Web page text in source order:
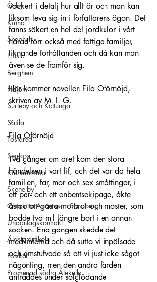
Örby
Kinna
Skephult
Fritsla
Berghem
Hajom
Surteby och Kattunga
Sätila
Tostared
Seglora
Kinnarumma
Skene by
Charlotta Andersson Sandberg
Undantagskontrakt
Äldsta artikeln
Fotskäl
Promenad södra Älekulla
vackert i detalj hur allt är och man kan
liksom leva sig in i författarens ögon. Det
fanns säkert en hel del jordkulor i vårt
härad förr också med fattiga familjer,
liknande förhållanden och då kan man
även se de framför sig.
Här kommer novellen Fila Oförnöjd,
skriven av M. I. G.
"
Fila Oförnöjd
Två gånger om året kom den stora
händelsen i vårt lif, och det var då hela
familjen, far, mor och sex småttingar, i
ett par- och ett enbentsekipage, åkte
åstad att gästa morbror och moster, som
bodde två mil längre bort i en annan
socken. Ena gången skedde det
medvintertid och då sutto vi inpälsade
och omstufvade så att vi just icke sågot
någonting, men den andra färden
anträddes under solglödande